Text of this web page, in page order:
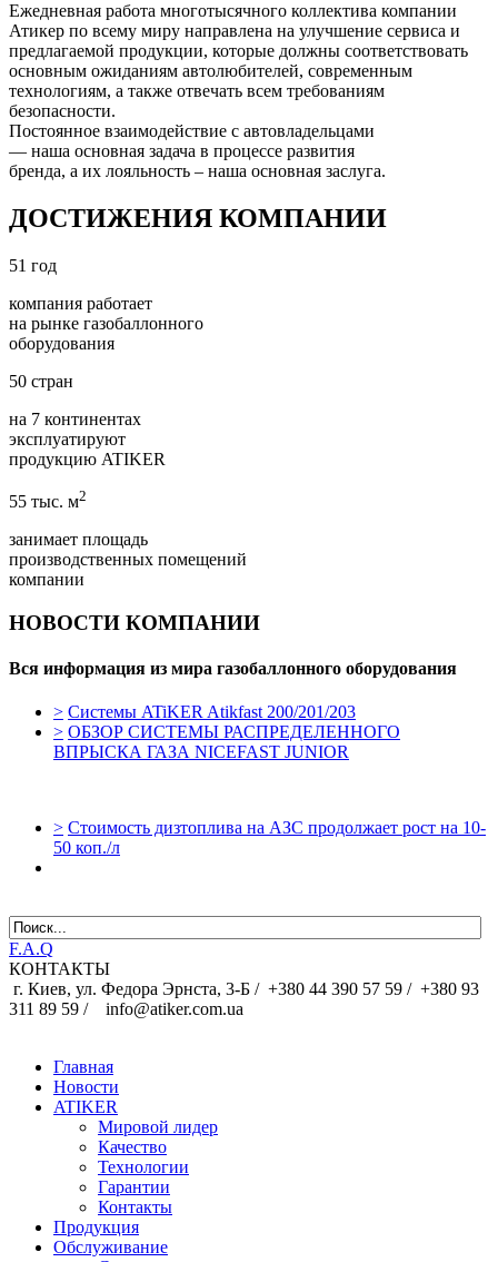
Ежедневная работа многотысячного коллектива компании
Атикер по всему миру направлена на улучшение сервиса и
предлагаемой продукции, которые должны соответствовать
основным ожиданиям автолюбителей, современным
технологиям, а также отвечать всем требованиям
безопасности.
Постоянное взаимодействие с автовладельцами
— наша основная задача в процессе развития
бренда, а их лояльность – наша основная заслуга.
ДОСТИЖЕНИЯ КОМПАНИИ
51 год
компания работает
на рынке газобаллонного
оборудования
50 стран
на 7 континентах
эксплуатируют
продукцию ATIKER
55 тыс. м2
занимает площадь
производственных помещений
компании
НОВОСТИ КОМПАНИИ
Вся информация из мира газобаллонного оборудования
> Cистемы ATiKER Atikfast 200/201/203
> ОБЗОР СИСТЕМЫ РАСПРЕДЕЛЕННОГО
ВПРЫСКА ГАЗА NICEFAST JUNIOR
> Стоимость дизтоплива на АЗС продолжает рост на 10-
50 коп./л
F.A.Q
КОНТАКТЫ
г. Киев, ул. Федора Эрнста, 3-Б / +380 44 390 57 59 / +380 93
311 89 59 / info@atiker.com.ua
Главная
Новости
ATIKER
Мировой лидер
Качество
Технологии
Гарантии
Контакты
Продукция
Обслуживание